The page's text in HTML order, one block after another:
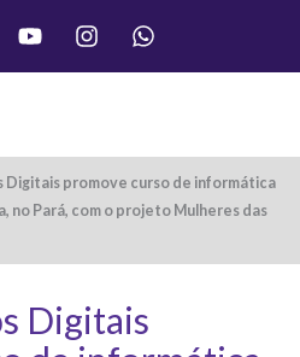
YoutubeInstagramWhatsapp
promove curso de informática
no Pará, com o projeto Mulheres das
Digitais